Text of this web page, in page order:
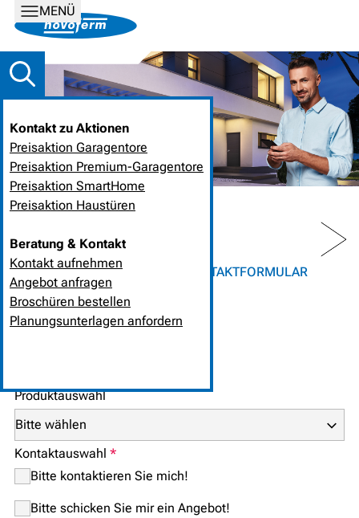
MENÜ
Kontakt zu Aktionen
Preisaktion Garagentore
Preisaktion Premium-Garagentore
Preisaktion SmartHome
Preisaktion Haustüren
Beratung & Kontakt
Kontakt aufnehmen
Angebot anfragen
Broschüren bestellen
Planungsunterlagen anfordern
NEXT
HOME UNTERNEHMEN KONTAKTFORMULAR
KONTAKTFORMULAR
Produktauswahl
Kontaktauswahl *
Bitte kontaktieren Sie mich!
Bitte schicken Sie mir ein Angebot!